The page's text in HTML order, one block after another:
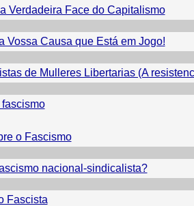
Verdadeira Face do Capitalismo
Vossa Causa que Está em Jogo!
de Mulleres Libertarias (A
o Fascismo
nacional-sindicalista?
Fascista